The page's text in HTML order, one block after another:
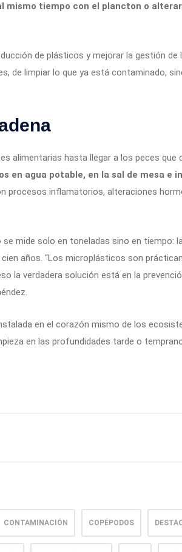
mismo tiempo con el plancton o
de plásticos y mejorar la gestión de
de limpiar lo que ya está contaminado,
alimentarias hasta llegar a los peces que
en agua potable, en la sal de mesa e
procesos inflamatorios, alteraciones
mide solo en toneladas sino en tiempo:
años. “Los microplásticos son
la verdadera solución está en la
en el corazón mismo de los
en las profundidades tarde o
CONTAMINACIÓN COPÉPODOS